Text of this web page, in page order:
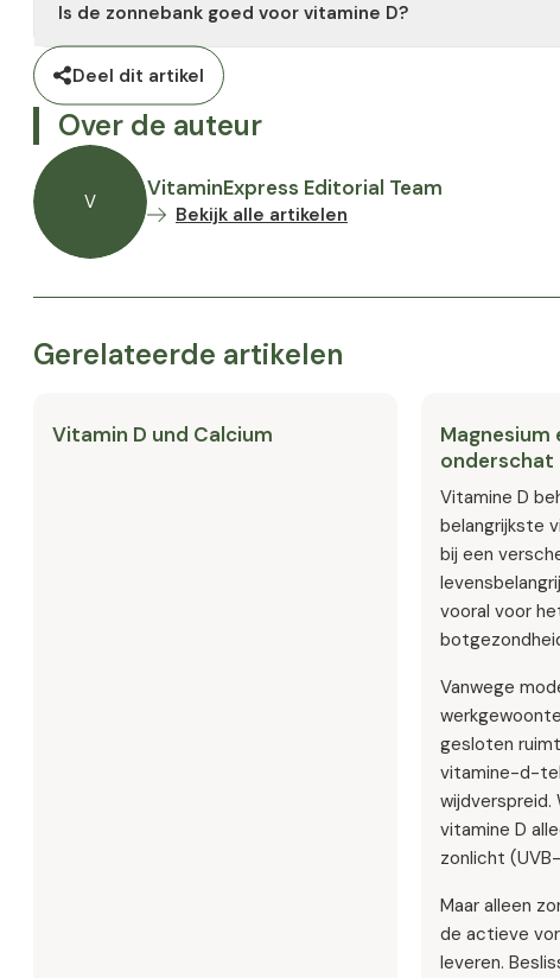
zorgt weliswaar voor een snellere bruining, maar is ook
Is de zonnebank goed voor vitamine D?
Nee. Het kan weliswaar iets bijdragen, maar de prijs is hoog:
voedingssupplementen is veiliger en effectiever.
Deel dit artikel
Over de auteur
V
VitaminExpress Editorial Team
Bekijk alle artikelen
Gerelateerde artikelen
Vitamin D und Calcium
Magnesium
onderschat
Vitamine D
belangrijkste
bij een
vooral voor
Vanwege
gesloten
vitamine-d-
wijdverspreid.
vitamine D
zonlicht
Maar alleen
de actieve
leveren.